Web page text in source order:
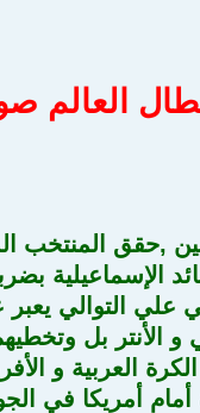
العالم
,حقق المنتخب
علي التوالي
الأنتر بل
العربية و
أمريكا في